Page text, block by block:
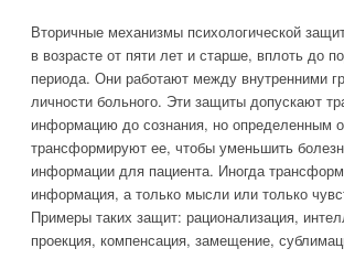
Вторичные механизмы психологической
в возрасте от пяти лет и старше, вплоть до
периода. Они работают между внутренними
личности больного. Эти защиты допускают
информацию до сознания, но определенным
трансформируют ее, чтобы уменьшить
информации для пациента. Иногда
информация, а только мысли или только
Примеры таких защит: рационализация,
проекция, компенсация, замещение,